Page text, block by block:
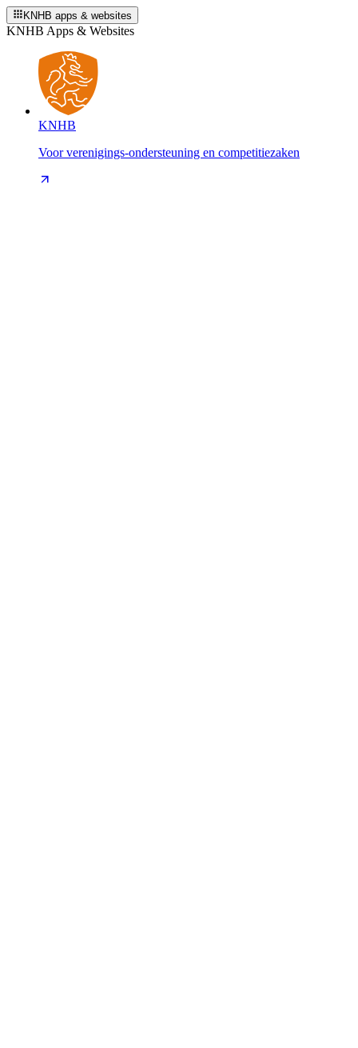
KNHB apps & websites
KNHB Apps & Websites
KNHB
Voor verenigings-ondersteuning en competitiezaken